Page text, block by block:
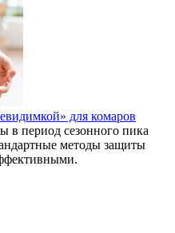
для комаров
в период сезонного пика
методы защиты